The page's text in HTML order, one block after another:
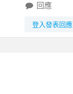
回應
登入發表回應